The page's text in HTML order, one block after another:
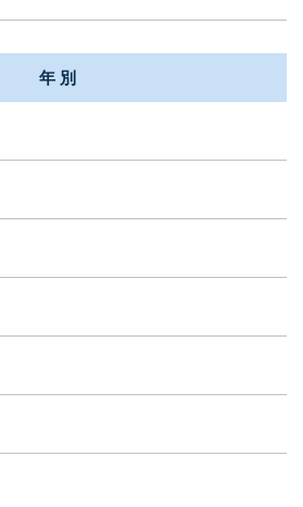
年別